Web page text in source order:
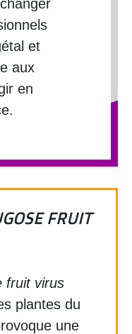
et
aux
en
FRUIT
fruit virus
plantes du
une